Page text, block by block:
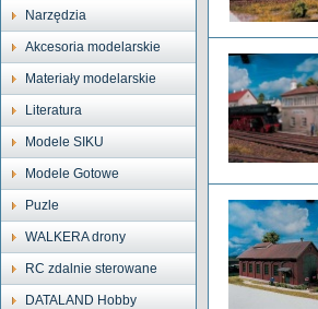
Narzędzia
Akcesoria modelarskie
Materiały modelarskie
Literatura
Modele SIKU
Modele Gotowe
Puzle
WALKERA drony
RC zdalnie sterowane
DATALAND Hobby